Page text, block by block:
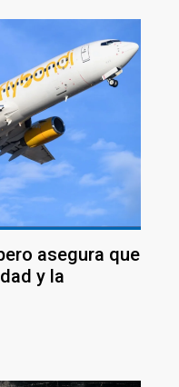
asegura que
y la